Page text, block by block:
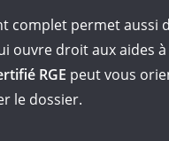
complet permet aussi
ouvre droit aux aides
RGE peut vous
le dossier.